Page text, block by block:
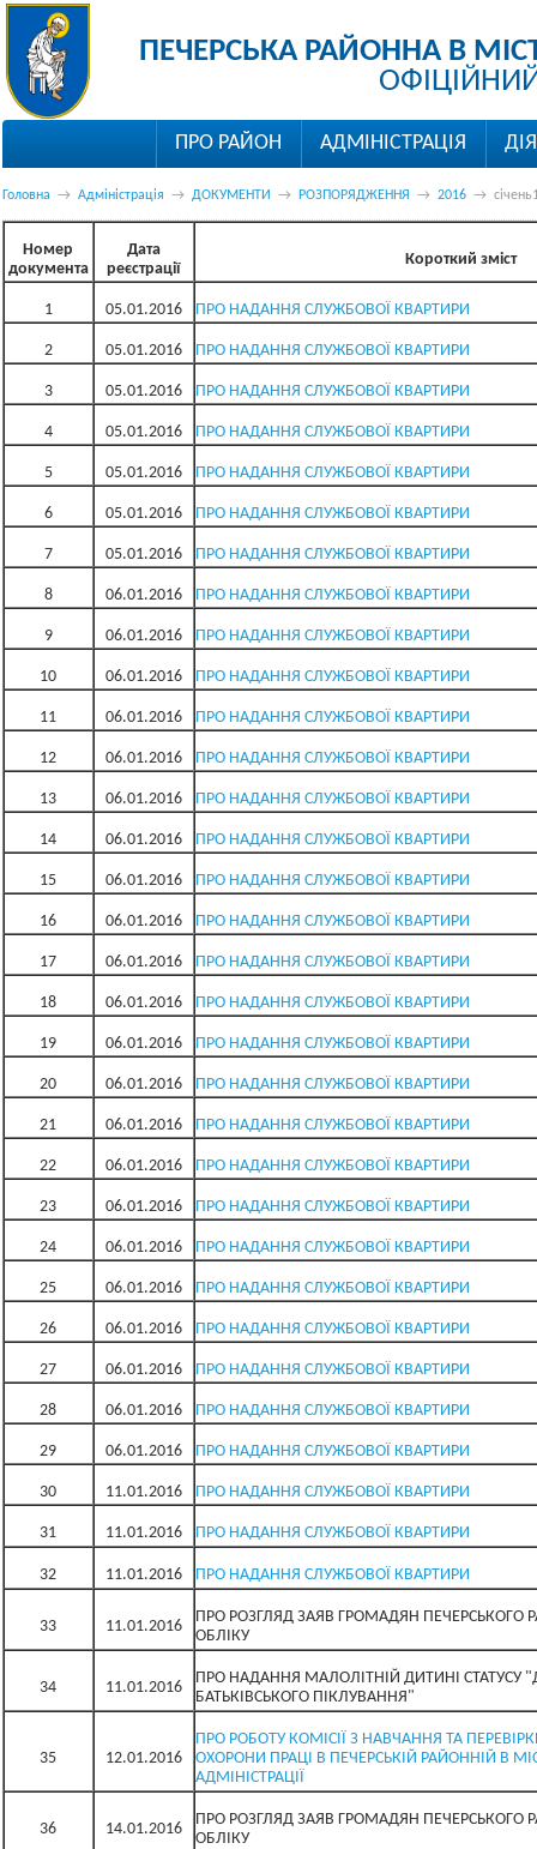
ПЕЧЕРСЬКА РАЙОННА В
ПРО РАЙОН АДМІНІСТРАЦІЯ
Головна → Адміністрація → ДОКУМЕНТИ → РОЗПОРЯДЖЕННЯ → 2016→
Номер
документа
Дата
реєстрації
Короткий зміст
1 05.01.2016 ПРО НАДАННЯ СЛУЖБОВОЇ КВАРТИРИ
2 05.01.2016 ПРО НАДАННЯ СЛУЖБОВОЇ КВАРТИРИ
3 05.01.2016 ПРО НАДАННЯ СЛУЖБОВОЇ КВАРТИРИ
4 05.01.2016 ПРО НАДАННЯ СЛУЖБОВОЇ КВАРТИРИ
5 05.01.2016 ПРО НАДАННЯ СЛУЖБОВОЇ КВАРТИРИ
6 05.01.2016 ПРО НАДАННЯ СЛУЖБОВОЇ КВАРТИРИ
7 05.01.2016 ПРО НАДАННЯ СЛУЖБОВОЇ КВАРТИРИ
8 06.01.2016 ПРО НАДАННЯ СЛУЖБОВОЇ КВАРТИРИ
9 06.01.2016 ПРО НАДАННЯ СЛУЖБОВОЇ КВАРТИРИ
10 06.01.2016 ПРО НАДАННЯ СЛУЖБОВОЇ КВАРТИРИ
11 06.01.2016 ПРО НАДАННЯ СЛУЖБОВОЇ КВАРТИРИ
12 06.01.2016 ПРО НАДАННЯ СЛУЖБОВОЇ КВАРТИРИ
13 06.01.2016 ПРО НАДАННЯ СЛУЖБОВОЇ КВАРТИРИ
14 06.01.2016 ПРО НАДАННЯ СЛУЖБОВОЇ КВАРТИРИ
15 06.01.2016 ПРО НАДАННЯ СЛУЖБОВОЇ КВАРТИРИ
16 06.01.2016 ПРО НАДАННЯ СЛУЖБОВОЇ КВАРТИРИ
17 06.01.2016 ПРО НАДАННЯ СЛУЖБОВОЇ КВАРТИРИ
18 06.01.2016 ПРО НАДАННЯ СЛУЖБОВОЇ КВАРТИРИ
19 06.01.2016 ПРО НАДАННЯ СЛУЖБОВОЇ КВАРТИРИ
20 06.01.2016 ПРО НАДАННЯ СЛУЖБОВОЇ КВАРТИРИ
21 06.01.2016 ПРО НАДАННЯ СЛУЖБОВОЇ КВАРТИРИ
22 06.01.2016 ПРО НАДАННЯ СЛУЖБОВОЇ КВАРТИРИ
23 06.01.2016 ПРО НАДАННЯ СЛУЖБОВОЇ КВАРТИРИ
24 06.01.2016 ПРО НАДАННЯ СЛУЖБОВОЇ КВАРТИРИ
25 06.01.2016 ПРО НАДАННЯ СЛУЖБОВОЇ КВАРТИРИ
26 06.01.2016 ПРО НАДАННЯ СЛУЖБОВОЇ КВАРТИРИ
27 06.01.2016 ПРО НАДАННЯ СЛУЖБОВОЇ КВАРТИРИ
28 06.01.2016 ПРО НАДАННЯ СЛУЖБОВОЇ КВАРТИРИ
29 06.01.2016 ПРО НАДАННЯ СЛУЖБОВОЇ КВАРТИРИ
30 11.01.2016 ПРО НАДАННЯ СЛУЖБОВОЇ КВАРТИРИ
31 11.01.2016 ПРО НАДАННЯ СЛУЖБОВОЇ КВАРТИРИ
32 11.01.2016 ПРО НАДАННЯ СЛУЖБОВОЇ КВАРТИРИ
33 11.01.2016
ПРО РОЗГЛЯД ЗАЯВ ГРОМАДЯН ПЕЧЕРСЬКОГО
ОБЛІКУ
34 11.01.2016
ПРО НАДАННЯ МАЛОЛІТНІЙ ДИТИНІ СТАТУСУ
БАТЬКІВСЬКОГО ПІКЛУВАННЯ"
35 12.01.2016
ПРО РОБОТУ КОМІСІЇ З НАВЧАННЯ ТА
ОХОРОНИ ПРАЦІ В ПЕЧЕРСЬКІЙ РАЙОННІЙ В
АДМІНІСТРАЦІЇ
36 14.01.2016
ПРО РОЗГЛЯД ЗАЯВ ГРОМАДЯН ПЕЧЕРСЬКОГО
ОБЛІКУ